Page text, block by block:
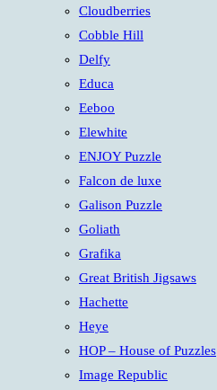
Cloudberries
Cobble Hill
Delfy
Educa
Eeboo
Elewhite
ENJOY Puzzle
Falcon de luxe
Galison Puzzle
Goliath
Grafika
Great British Jigsaws
Hachette
Heye
HOP – House of Puzzles
Image Republic